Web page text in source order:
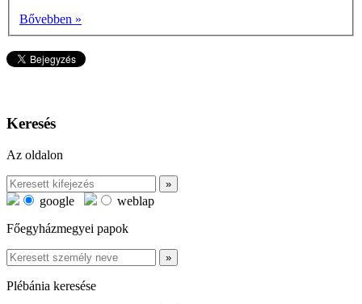
Bővebben »
Keresés
Az oldalon
google
weblap
Főegyházmegyei papok
Plébánia keresése